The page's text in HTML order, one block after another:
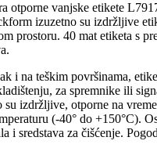
otporne vanjske etikete
izuzetno su izdržljive
prostoru. 40 mat etiketa s
i na teškim površinama,
za spremnike ili
izdržljive, otporne na
(-40° do +150°C).
i sredstava za čišćenje.